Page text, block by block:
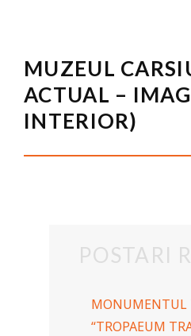
MUZEUL
ACTUAL –
INTERIOR)
POSTARI
MONUMENTUL
“TROPAEUM